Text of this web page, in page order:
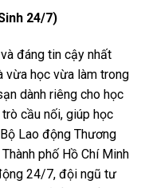
24/7)
đáng tin cậy nhất
vừa học vừa làm trong
dành riêng cho học
cầu nối, giúp học
Lao động Thương
phố Hồ Chí Minh
24/7, đội ngũ tư